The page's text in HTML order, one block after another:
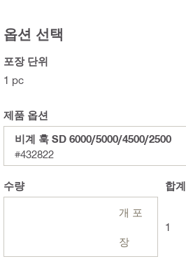
옵션 선택
포장 단위
1 pc
제품 옵션
비계 훅 SD 6000/5000/4500/2500
#432822
수량
개 포
장
합계
1